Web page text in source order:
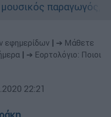
παραγωγός,
εφημερίδων
➔ Μάθετε
➔ Εορτολόγιο: Ποιοι
22:21